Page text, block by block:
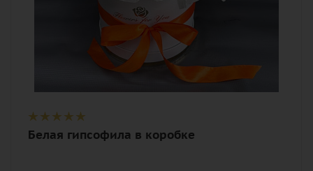
Белая гипсофила в коробке